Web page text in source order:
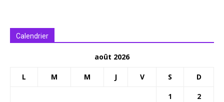
Calendrier
août 2026
L M M J V S D
1
2